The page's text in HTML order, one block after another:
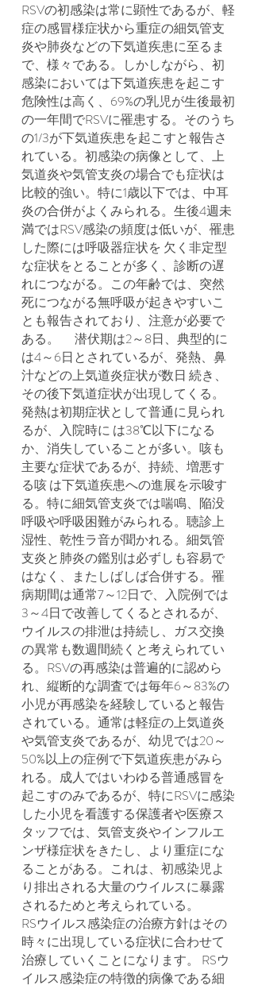
RSVの初感染は常に顕性であるが、軽
症の感冒様症状から重症の細気管支
炎や肺炎などの下気道疾患に至るま
で、様々である。しかしながら、初
感染においては下気道疾患を起こす
危険性は高く、69%の乳児が生後最初
の一年間でRSVに罹患する。そのうち
の1/3が下気道疾患を起こすと報告さ
れている。初感染の病像として、上
気道炎や気管支炎の場合でも症状は
比較的強い。特に1歳以下では、中耳
炎の合併がよくみられる。生後4週未
満ではRSV感染の頻度は低いが、罹患
した際には呼吸器症状を 欠く非定型
な症状をとることが多く、診断の遅
れにつながる。この年齢では、突然
死につながる無呼吸が起きやすいこ
とも報告されており、注意が必要で
ある。 潜伏期は2～8日、典型的に
は4～6日とされているが、発熱、鼻
汁などの上気道炎症状が数日 続き、
その後下気道症状が出現してくる。
発熱は初期症状として普通に見られ
るが、入院時に は38℃以下になる
か、消失していることが多い。咳も
主要な症状であるが、持続、増悪す
る咳 は下気道疾患への進展を示唆す
る。特に細気管支炎では喘鳴、陥没
呼吸や呼吸困難がみられる。聴診上
湿性、乾性ラ音が聞かれる。細気管
支炎と肺炎の鑑別は必ずしも容易で
はなく、またしばしば合併する。罹
病期間は通常7～12日で、入院例では
3～4日で改善してくるとされるが、
ウイルスの排泄は持続し、ガス交換
の異常も数週間続くと考えられてい
る。RSVの再感染は普遍的に認めら
れ、縦断的な調査では毎年6～83%の
小児が再感染を経験していると報告
されている。通常は軽症の上気道炎
や気管支炎であるが、幼児では20～
50%以上の症例で下気道疾患がみら
れる。成人ではいわゆる普通感冒を
起こすのみであるが、特にRSVに感染
した小児を看護する保護者や医療ス
タッフでは、気管支炎やインフルエ
ンザ様症状をきたし、より重症にな
ることがある。これは、初感染児よ
り排出される大量のウイルスに暴露
されるためと考えられている。
RSウイルス感染症の治療方針はその
時々に出現している症状に合わせて
治療していくことになります。 RSウ
イルス感染症の特徴的病像である細